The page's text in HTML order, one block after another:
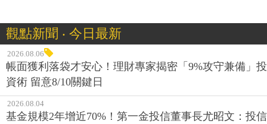
觀點新聞 ‧ 今日最新
2026.08.06
帳面獲利落袋才安心！理財專家揭密「9%攻守兼備」投
資術 留意8/10關鍵日
2026.08.04
基金規模2年增近70%！第一金投信董事長尤昭文：投信